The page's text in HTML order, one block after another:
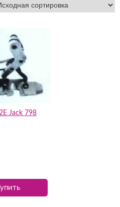
Jack 798